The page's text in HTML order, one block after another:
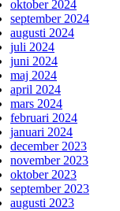
oktober 2024
september 2024
augusti 2024
juli 2024
juni 2024
maj 2024
april 2024
mars 2024
februari 2024
januari 2024
december 2023
november 2023
oktober 2023
september 2023
augusti 2023